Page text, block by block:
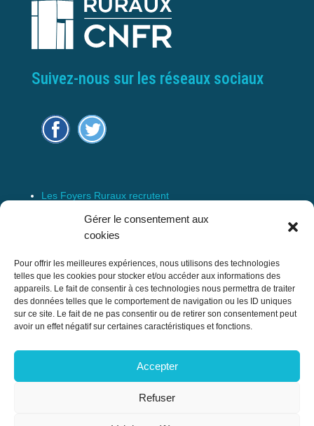
Gérer le consentement aux
cookies
Pour offrir les meilleures expériences, nous utilisons des technologies
telles que les cookies pour stocker et/ou accéder aux informations des
appareils. Le fait de consentir à ces technologies nous permettra de traiter
des données telles que le comportement de navigation ou les ID uniques
sur ce site. Le fait de ne pas consentir ou de retirer son consentement peut
avoir un effet négatif sur certaines caractéristiques et fonctions.
Accepter
Refuser
Suivez-nous sur les réseaux sociaux
Les Foyers Ruraux recrutent
Connexion
Espace Membre
Confédération Nationale des Foyers Ruraux
& Associations de développement et
17 rue Navoiseau – 93100 MONTREUIL